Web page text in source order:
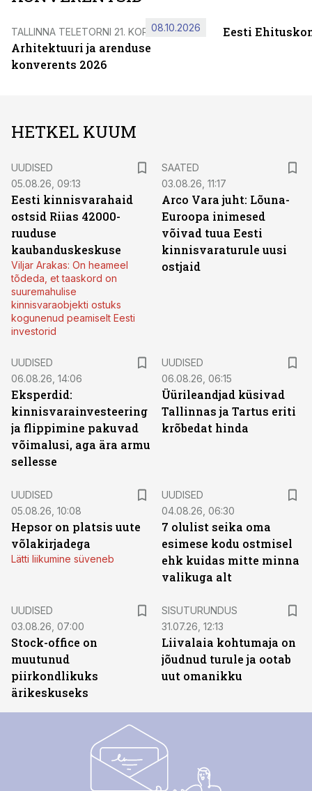
TALLINNA TELETORNI 21. KORRUSEL
Arhitektuuri ja arenduse
konverents 2026
08.10.2026 Eesti
HETKEL KUUM
UUDISED
05.08.26, 09:13
Eesti kinnisvarahaid
ostsid Riias 42000-
ruuduse
kaubanduskeskuse
Viljar Arakas: On heameel
tõdeda, et taaskord on
suuremahulise
kinnisvaraobjekti ostuks
kogunenud peamiselt Eesti
investorid
SAATED
03.08.26, 11:17
Arco Vara juht: Lõuna-
Euroopa inimesed
võivad tuua Eesti
kinnisvaraturule uusi
ostjaid
UUDISED
06.08.26, 14:06
Eksperdid:
kinnisvarainvesteering
ja flippimine pakuvad
võimalusi, aga ära armu
sellesse
UUDISED
06.08.26, 06:15
Üürileandjad küsivad
Tallinnas ja Tartus eriti
krõbedat hinda
UUDISED
05.08.26, 10:08
Hepsor on platsis uute
võlakirjadega
Lätti liikumine süveneb
UUDISED
04.08.26, 06:30
7 olulist seika oma
esimese kodu ostmisel
ehk kuidas mitte minna
valikuga alt
UUDISED
03.08.26, 07:00
Stock-office on
muutunud
piirkondlikuks
ärikeskuseks
SISUTURUNDUS
31.07.26, 12:13
Liivalaia kohtumaja on
jõudnud turule ja ootab
uut omanikku